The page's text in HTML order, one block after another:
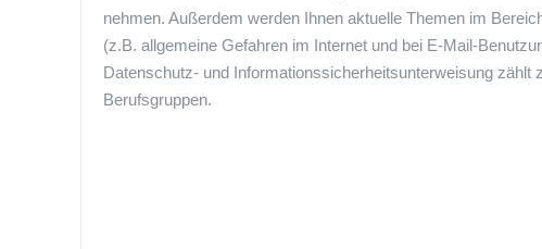
nehmen. Außerdem werden Ihnen aktuelle Themen im
(z.B. allgemeine Gefahren im Internet und bei E-Mail-
Datenschutz- und Informationssicherheitsunterweisung zählt
Berufsgruppen.